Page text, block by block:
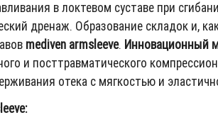
в локтевом суставе при
дренаж. Образование складок и,
mediven armsleeve. Инновационный
и посттравматического
отека с мягкостью и